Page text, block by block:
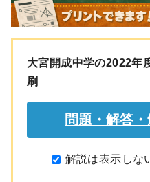
大宮開成中学の2022年
刷
解説は表示しな